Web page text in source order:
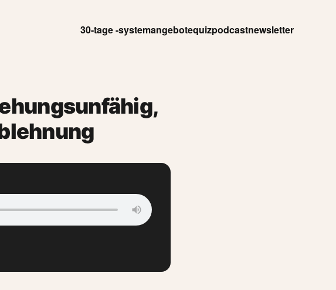
30-tage -systemangebotequizpodcastnewsletter